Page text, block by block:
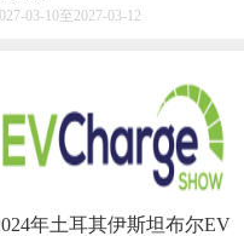
03-10至2027-03-12
年土耳其伊斯坦布尔EV